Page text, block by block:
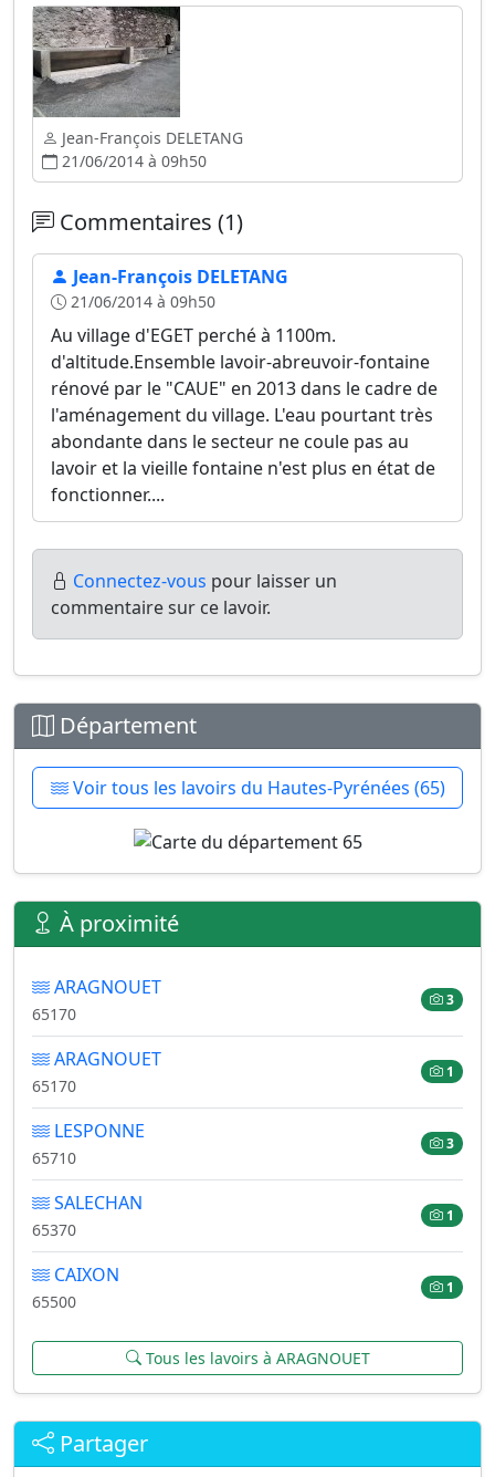
Jean-François DELETANG
21/06/2014 à 09h50
Commentaires (1)
Jean-François DELETANG
21/06/2014 à 09h50
Au village d'EGET perché à 1100m.
d'altitude.Ensemble lavoir-abreuvoir-fontaine
rénové par le "CAUE" en 2013 dans le cadre de
l'aménagement du village. L'eau pourtant très
abondante dans le secteur ne coule pas au
lavoir et la vieille fontaine n'est plus en état de
fonctionner....
Connectez-vous pour laisser un
commentaire sur ce lavoir.
Département
Voir tous les lavoirs du Hautes-Pyrénées (65)
À proximité
ARAGNOUET
65170
3
ARAGNOUET
65170
1
LESPONNE
65710
3
SALECHAN
65370
1
CAIXON
65500
1
Tous les lavoirs à ARAGNOUET
Partager